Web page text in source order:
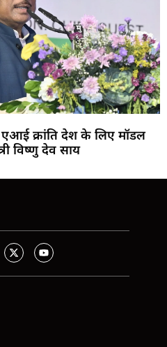
क्रांति देश के लिए मॉडल
विष्णु देव साय